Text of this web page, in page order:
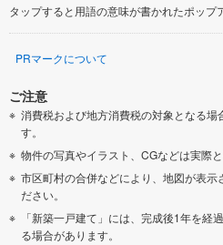
タップすると用語の意味が書かれたポップ
PRマークについて
ご注意
消費税および地方消費税の対象となる場
す。
物件の写真やイラスト、CGなどは実際
市区町村の合併などにより、地図が表示
ださい。
「新築一戸建て」には、完成後1年を経
る場合があります。